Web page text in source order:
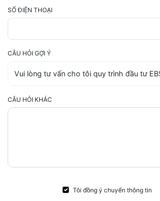
SỐ ĐIỆN THOẠI
CÂU HỎI GỢI Ý
CÂU HỎI KHÁC
Tôi đồng ý chuyển thông tin